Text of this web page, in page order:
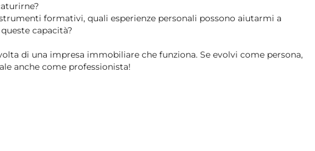
formativi, quali esperienze personali possono aiutarmi a
capacità?
di una impresa immobiliare che funziona. Se evolvi come persona,
anche come professionista!